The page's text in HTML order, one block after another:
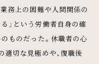
務上の困難や人間関係の
」という労働者自身の確
ものだった。休職者の心
適切な見極めや、復職後